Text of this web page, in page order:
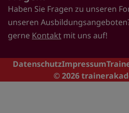
Haben Sie Fragen zu unseren
unseren
gerne Kontakt mit uns auf!
Footer
DatenschutzImpressum
© 2026